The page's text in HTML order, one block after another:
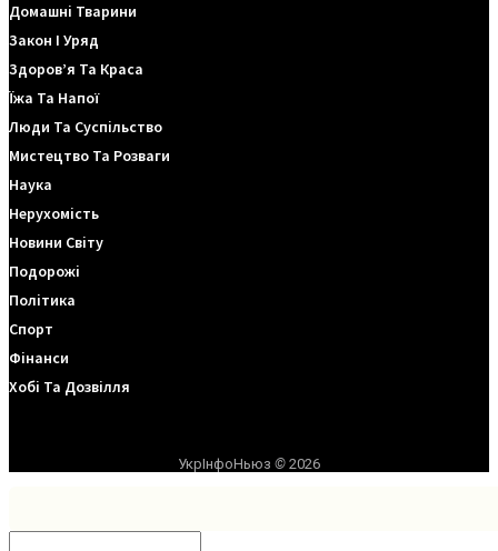
Домашні Тварини
Закон І Уряд
Здоров’я Та Краса
Їжа Та Напої
Люди Та Суспільство
Мистецтво Та Розваги
Наука
Нерухомість
Новини Світу
Подорожі
Політика
Спорт
Фінанси
Хобі Та Дозвілля
УкрІнфоНьюз © 2026